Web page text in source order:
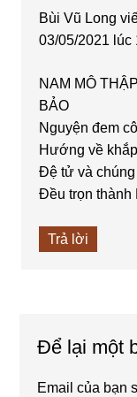
Bùi Vũ Long
03/05/2021 lúc
NAM MÔ
BẢO
Nguyện đem
Hướng về
Đệ tử và chúng
Đều trọn thành
Trả lời
Để lại một
Email của bạn